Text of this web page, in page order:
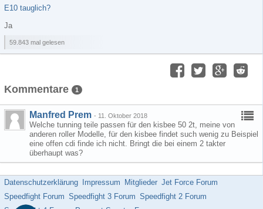
E10 tauglich?
Ja
59.843 mal gelesen
Kommentare 1
Manfred Prem - 11. Oktober 2018
Welche tunning teile passen für den kisbee 50 2t, meine von
anderen roller Modelle, für den kisbee findet such wenig zu Beispiel
eine offen cdi finde ich nicht. Bringt die bei einem 2 takter
überhaupt was?
Datenschutzerklärung Impressum Mitglieder Jet Force Forum
Speedfight Forum Speedfight 3 Forum Speedfight 2 Forum